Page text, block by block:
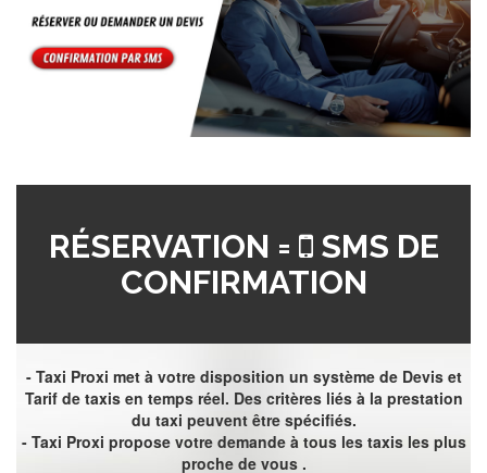
RÉSERVATION =
SMS DE
CONFIRMATION
- Taxi Proxi met à votre disposition un système de Devis et
Tarif de taxis en temps réel. Des critères liés à la prestation
du taxi peuvent être spécifiés.
- Taxi Proxi propose votre demande à tous les taxis les plus
proche de vous .